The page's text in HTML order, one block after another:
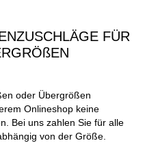
FÜR
oder Übergrößen
Onlineshop keine
Bei uns zahlen Sie für alle
von der Größe.